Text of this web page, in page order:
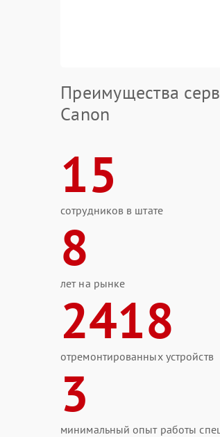
Преимущества
Canon
15
сотрудников в штате
8
лет на рынке
2418
отремонтированных устройств
3
минимальный опыт работы